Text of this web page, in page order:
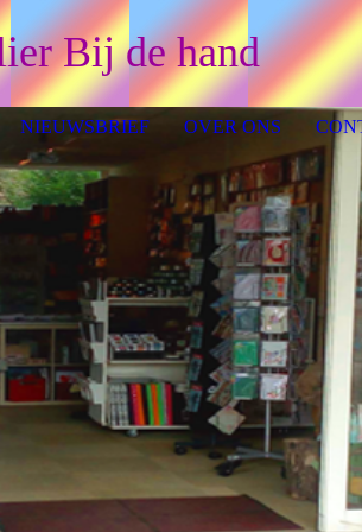
Bij de hand
NIEUWSBRIEF OVER ONS